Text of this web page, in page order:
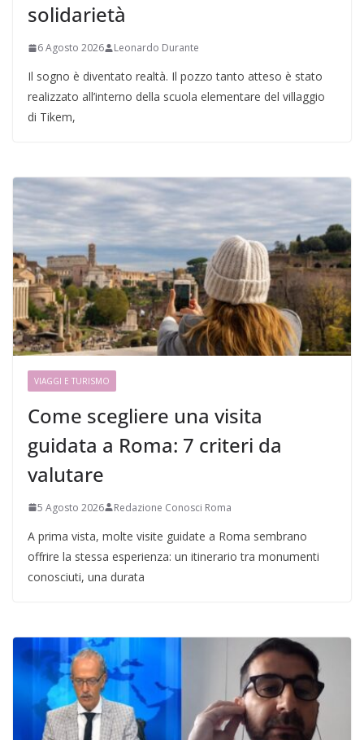
solidarietà
6 Agosto 2026 Leonardo Durante
Il sogno è diventato realtà. Il pozzo tanto atteso è stato
realizzato all’interno della scuola elementare del villaggio
di Tikem,
VIAGGI E TURISMO
Come scegliere una visita
guidata a Roma: 7 criteri da
valutare
5 Agosto 2026 Redazione Conosci Roma
A prima vista, molte visite guidate a Roma sembrano
offrire la stessa esperienza: un itinerario tra monumenti
conosciuti, una durata